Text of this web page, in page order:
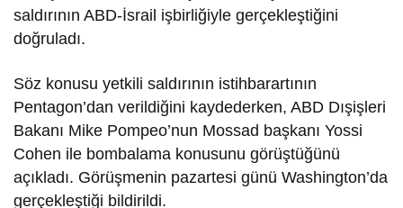
saldırının ABD-İsrail işbirliğiyle gerçekleştiğini
doğruladı.
Söz konusu yetkili saldırının istihbarartının
Pentagon’dan verildiğini kaydederken, ABD Dışişleri
Bakanı Mike Pompeo’nun Mossad başkanı Yossi
Cohen ile bombalama konusunu görüştüğünü
açıkladı. Görüşmenin pazartesi günü Washington’da
gerçekleştiği bildirildi.